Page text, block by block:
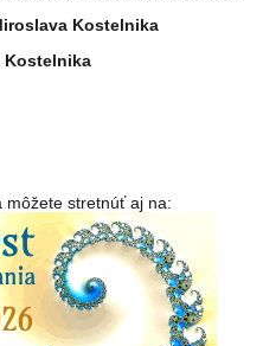
Kostelnika
Kostelnika
môžete stretnúť aj na: